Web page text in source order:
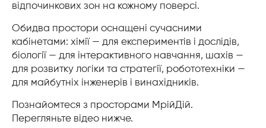
відпочинкових зон на кожному поверсі.
Обидва простори оснащені сучасними
кабінетами: хімії — для експериментів і дослідів,
біології — для інтерактивного навчання, шахів —
для розвитку логіки та стратегії, робототехніки —
для майбутніх інженерів і винахідників.
Познайомтеся з просторами МрійДій.
Перегляньте відео нижче.